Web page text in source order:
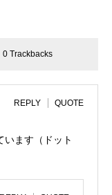
0 Trackbacks
REPLY QUOTE
います（ドット